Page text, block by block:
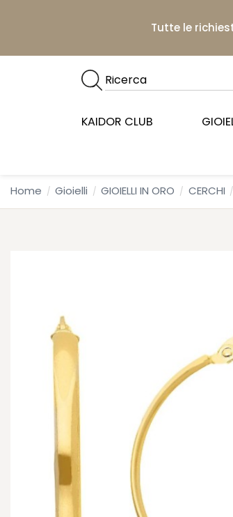
Tutte le
KAIDOR CLUB
Home Gioielli GIOIELLI IN ORO CERCHI